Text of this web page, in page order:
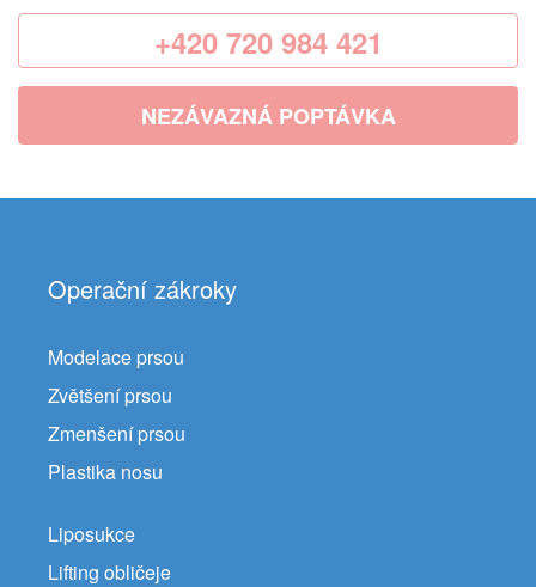
+420 720 984 421
NEZÁVAZNÁ POPTÁVKA
Operační zákroky
Modelace prsou
Zvětšení prsou
Zmenšení prsou
Plastika nosu
Liposukce
Lifting obličeje